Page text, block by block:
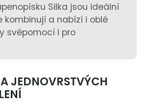
Silka jsou ideální
kombinují a nabízí i oblé
svépomocí i pro
JEDNOVRSTVÝCH